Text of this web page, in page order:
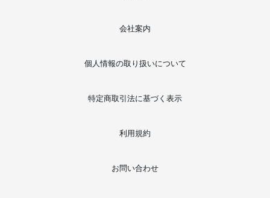
会社案内
個人情報の取り扱いについて
特定商取引法に基づく表示
利用規約
お問い合わせ